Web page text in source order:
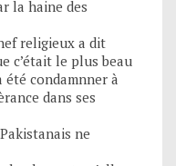
la haine des
religieux a dit
c’était le plus beau
été condamnner à
dans ses
ne